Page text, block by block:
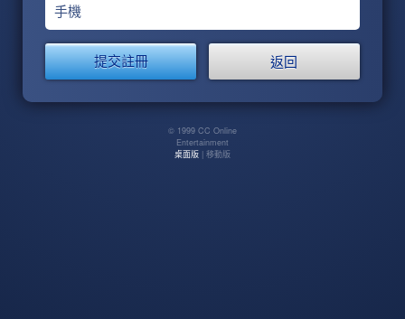
手機
返回
© 1999 CC Online
Entertainment
桌面版 | 移動版